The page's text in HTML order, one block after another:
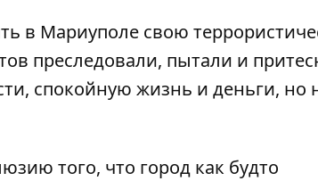
в Мариуполе свою
преследовали, пытали и
спокойную жизнь и деньги, но
того, что город как будто